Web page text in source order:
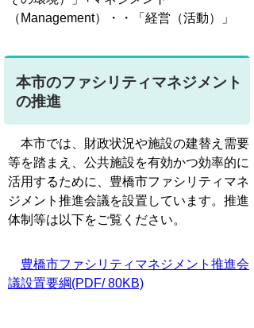
（Management）・・「経営（活動）」
本市のファシリティマネジメント
の推進
本市では、財政状況や施設の建替え需要
等を踏まえ、公共施設を有効かつ効率的に
活用するために、豊橋市ファシリティマネ
ジメント推進会議を設置しています。推進
体制等は以下をご覧ください。
豊橋市ファシリティマネジメント推進会
議設置要綱(PDF/ 80KB)